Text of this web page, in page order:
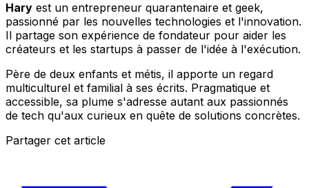
Hary est un entrepreneur quarantenaire et geek,
passionné par les nouvelles technologies et l'innovation.
Il partage son expérience de fondateur pour aider les
créateurs et les startups à passer de l'idée à l'exécution.
Père de deux enfants et métis, il apporte un regard
multiculturel et familial à ses écrits. Pragmatique et
accessible, sa plume s'adresse autant aux passionnés
de tech qu'aux curieux en quête de solutions concrètes.
Partager cet article